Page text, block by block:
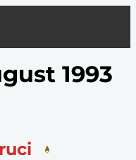
1993